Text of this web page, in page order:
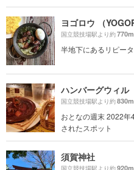
ヨゴロウ （
国立競技場駅より約770m
半地下にあるリピー
ハンバーグウィル
国立競技場駅より約830m
おとなの週末 2022
されたスポット
須賀神社
国立競技場駅より約920m